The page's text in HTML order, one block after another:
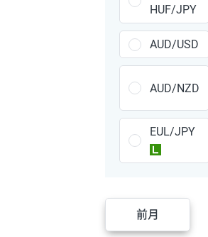
CAD/JPY
CHF/JPY
PLN/JPY
HUF/JPY
ZAR/JPY
MXN/JPY
HUF/JPY
AUD/USD
AUD/NZD
EUL/JPY
前月